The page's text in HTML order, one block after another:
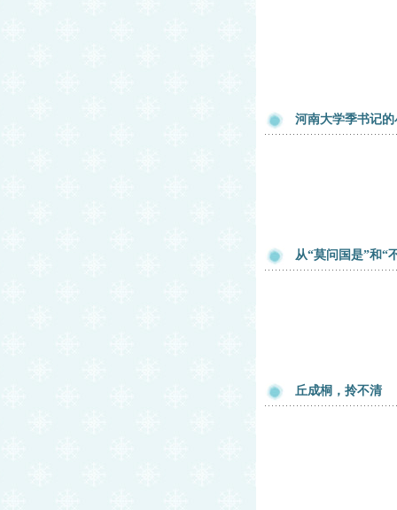
河南大学季书记的
从“莫问国是”和“
丘成桐，拎不清